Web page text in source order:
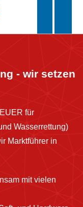
- wir setzen
für
Wasserrettung)
Marktführer in
mit vielen